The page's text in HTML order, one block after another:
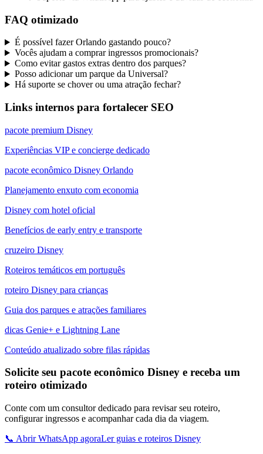
FAQ otimizado
É possível fazer Orlando gastando pouco?
Vocês ajudam a comprar ingressos promocionais?
Como evitar gastos extras dentro dos parques?
Posso adicionar um parque da Universal?
Há suporte se chover ou uma atração fechar?
Links internos para fortalecer SEO
pacote premium Disney
Experiências VIP e concierge dedicado
pacote econômico Disney Orlando
Planejamento enxuto com economia
Disney com hotel oficial
Benefícios de early entry e transporte
cruzeiro Disney
Roteiros temáticos em português
roteiro Disney para crianças
Guia dos parques e atrações familiares
dicas Genie+ e Lightning Lane
Conteúdo atualizado sobre filas rápidas
Solicite seu pacote econômico Disney e receba um
roteiro otimizado
Conte com um consultor dedicado para revisar seu roteiro,
configurar ingressos e acompanhar cada dia da viagem.
📞 Abrir WhatsApp agoraLer guias e roteiros Disney